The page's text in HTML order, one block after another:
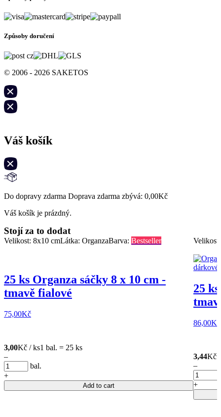
Způsoby doručení
© 2006 - 2026 SAKETOS
Váš košík
Do dopravy zdarma Doprava zdarma zbývá: 0,00Kč
Váš košík je prázdný.
Stojí za to dodat
Velikost: 8x10 cmLátka: OrganzaBarva: Bestseller
25 ks Organza sáčky 8 x 10 cm -
tmavě fialové
75,00Kč
3,00Kč / ks1 bal. = 25 ks
–
bal.
+
Add to cart
25
86,00Kč
3,44Kč
–
+